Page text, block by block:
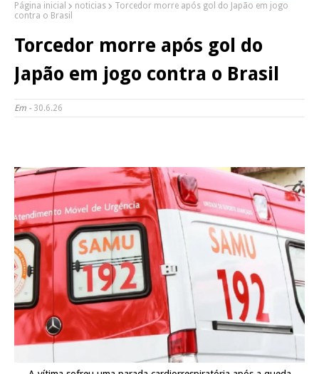
Página inicial noticias
Torcedor morre após gol do Japão em jogo
contra o Brasil
Torcedor morre após gol do
Japão em jogo contra o Brasil
Em - 30.6.26